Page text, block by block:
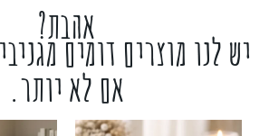
אהבת?
יש לנו מוצרים דומים
אם לא יותר.